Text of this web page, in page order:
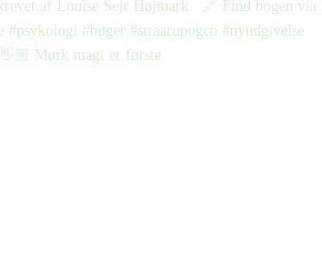
Mørk magi er første